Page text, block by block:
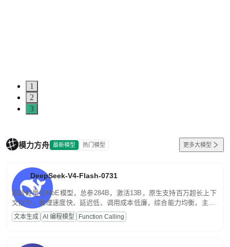
1
2
3
模力方舟 最新模型 热门模型 更多大模型
DeepSeek-V4-Flash-0731
高效轻量化MoE模型，总参284B，激活13B，原生支持百万超长上下
文能力。推理速度快、延迟低、调用成本低廉，综合能力均衡，主打
高并发、轻量化任务，适合日常对话、内容创作、基础 RAG、批量
文案处理等普惠刚需场景。
文本生成 AI 编程模型 Function Calling